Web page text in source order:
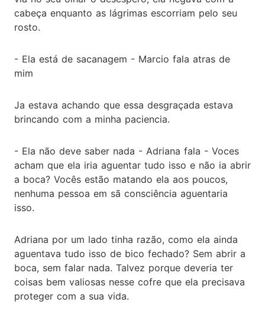
cabeça enquanto as lágrimas escorriam pelo seu
rosto.
- Ela está de sacanagem - Marcio fala atras de
mim
Ja estava achando que essa desgraçada estava
brincando com a minha paciencia.
- Ela não deve saber nada - Adriana fala - Voces
acham que ela iria aguentar tudo isso e não ia abrir
a boca? Vocês estão matando ela aos poucos,
nenhuma pessoa em sã consciência aguentaria
isso.
Adriana por um lado tinha razão, como ela ainda
aguentava tudo isso de bico fechado? Sem abrir a
boca, sem falar nada. Talvez porque deveria ter
coisas bem valiosas nesse cofre que ela precisava
proteger com a sua vida.